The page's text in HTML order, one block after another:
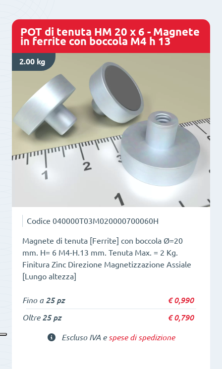
x
3,3
x
6
-
Magnete
in
ferrrite
con
cilindrico
quantità
POT di tenuta HM 20 x 6 - Magnete
in ferrite con boccola M4 h 13
2.00 kg
Codice 040000T03M020000700060H
Magnete di tenuta [Ferrite] con boccola Ø=20
mm. H= 6 M4-H.13 mm. Tenuta Max. = 2 Kg.
Finitura Zinc Direzione Magnetizzazione Assiale
[Lungo altezza]
Fino a 25 pz €0,990
Oltre 25 pz €0,790
Escluso IVA e spese di spedizione